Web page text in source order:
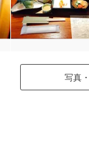
写真